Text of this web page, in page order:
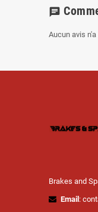
chat
Aucun avis
Brakes and
Email :